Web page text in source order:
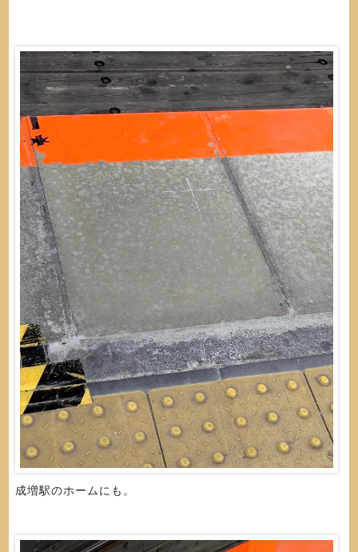
成増駅のホームにも。